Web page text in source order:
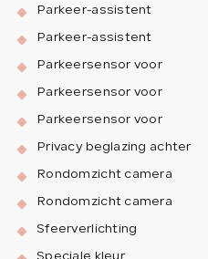
Parkeer-assistent
Parkeer-assistent
Parkeersensor voor
Parkeersensor voor
Parkeersensor voor
Privacy beglazing achter
Rondomzicht camera
Rondomzicht camera
Sfeerverlichting